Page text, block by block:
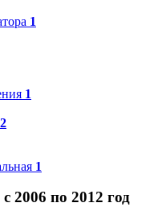
1
1
2
1
2006 по 2012 год